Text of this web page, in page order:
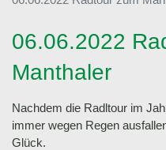
06.06.2022
Manthaler
Nachdem die Radltour im
immer wegen Regen
Glück.